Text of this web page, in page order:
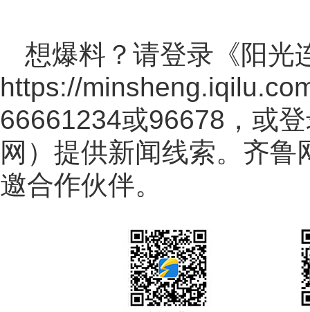
想爆料？请登录《阳光
https://
66661234或96678，或
网 ）提供新闻线索。齐鲁
邀合作伙伴。